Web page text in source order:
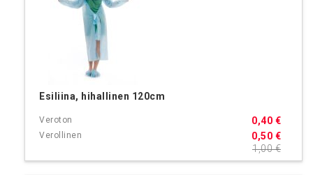
Esiliina, hihallinen 120cm
0,50 €
0,40 €
1,00 €